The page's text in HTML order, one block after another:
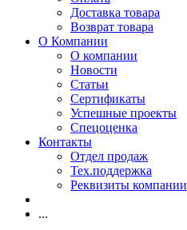
Доставка товара
Возврат товара
О Компании
О компании
Новости
Статьи
Сертификаты
Успешные проекты
Спецоценка
Контакты
Отдел продаж
Тех.поддержка
Реквизиты компании
...